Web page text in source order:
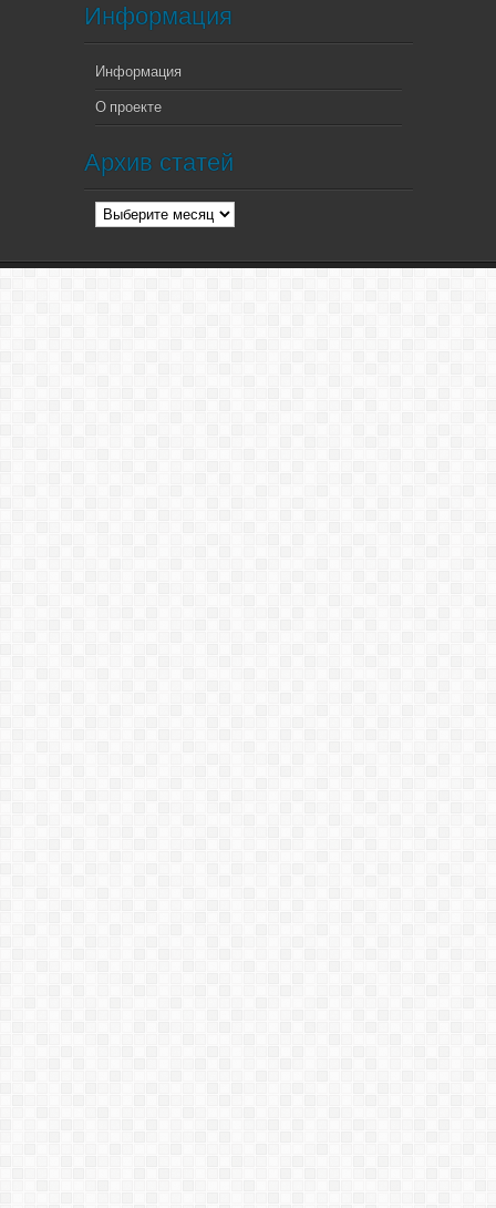
Информация
Информация
О проекте
Архив статей
Архив
статей